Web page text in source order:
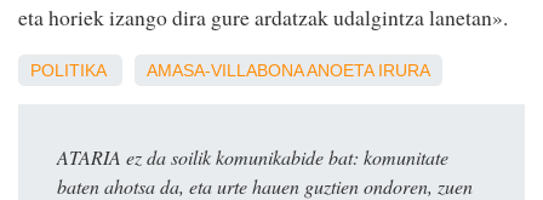
eta horiek izango dira gure ardatzak udalgintza lanetan».
POLITIKA AMASA-VILLABONAANOETA IRURA
ATARIA ez da soilik komunikabide bat: komunitate
baten ahotsa da, eta urte hauen guztien ondoren, zuen